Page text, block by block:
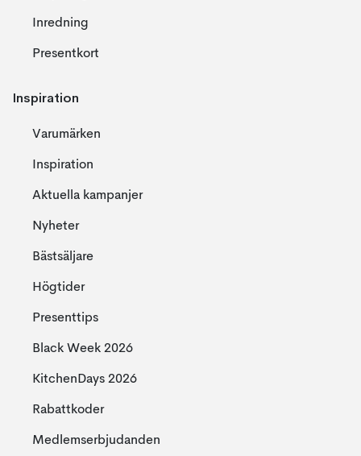
Inredning
Presentkort
Inspiration
Varumärken
Inspiration
Aktuella kampanjer
Nyheter
Bästsäljare
Högtider
Presenttips
Black Week 2026
KitchenDays 2026
Rabattkoder
Medlemserbjudanden